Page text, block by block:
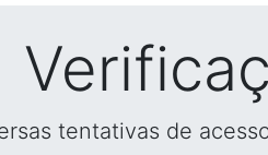
tentativas de